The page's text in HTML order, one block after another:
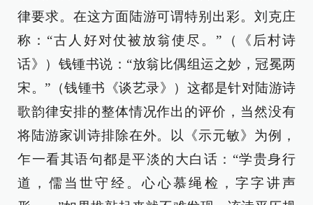
律要求。在这方面陆游可谓特别出彩。刘克庄
称：“古人好对仗被放翁使尽。”（《后村诗
话》）钱锺书说：“放翁比偶组运之妙，冠冕两
宋。”（钱锺书《谈艺录》）这都是针对陆游诗
歌韵律安排的整体情况作出的评价，当然没有
将陆游家训诗排除在外。以《示元敏》为例，
乍一看其语句都是平淡的大白话：“学贵身行
道，儒当世守经。心心慕绳检，字字讲声